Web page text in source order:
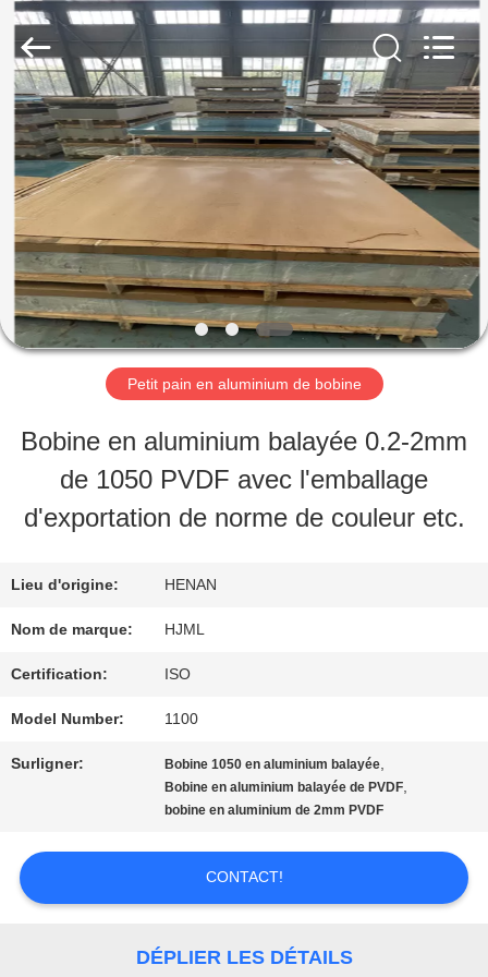
À
LA
MAISON
PRODUITS
VIDÉOS
PROPOS
NOUS
VISITE
DE
L'USINE
CONTRÔLE
DE
2026
WUXI
HONGJINMILAI
STEEL
CO.,LTD.
Rights
Reserved.
Petit pain en aluminium de bobine
Bobine en aluminium balayée 0.2-2mm
de 1050 PVDF avec l'emballage
d'exportation de norme de couleur etc.
Lieu d'origine: HENAN
Nom de marque: HJML
Certification: ISO
Model Number: 1100
Surligner: Bobine 1050 en aluminium balayée,
Bobine en aluminium balayée de PVDF,
bobine en aluminium de 2mm PVDF
CONTACT!
DÉPLIER LES DÉTAILS